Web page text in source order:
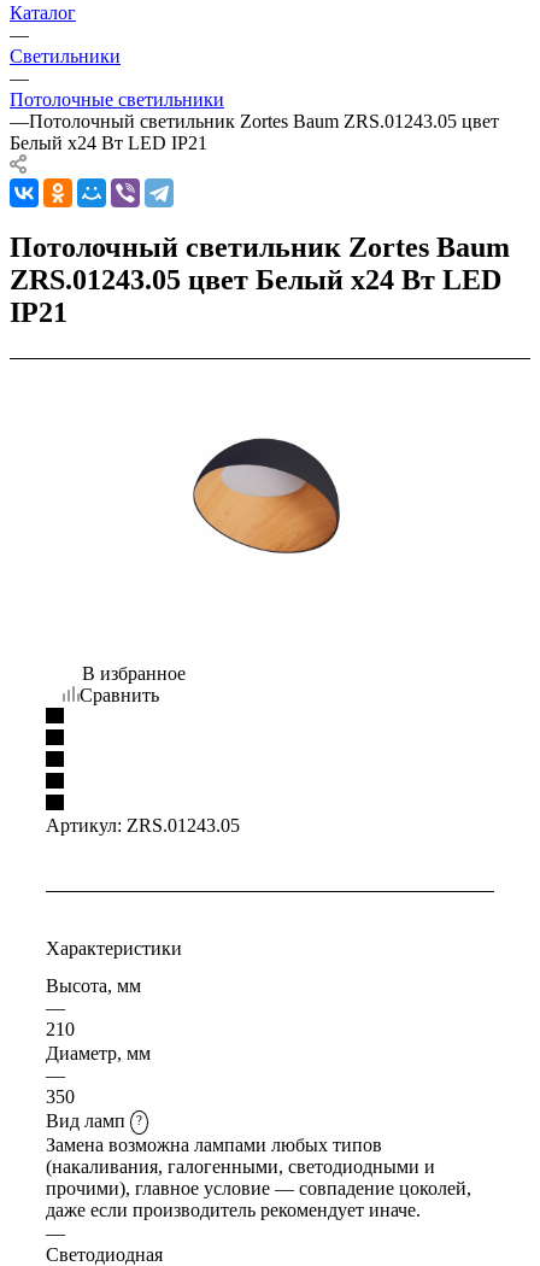
Каталог
—
Светильники
—
Потолочные светильники
—Потолочный светильник Zortes Baum ZRS.01243.05 цвет
Белый х24 Вт LED IP21
Потолочный светильник Zortes Baum
ZRS.01243.05 цвет Белый х24 Вт LED
IP21
В избранное
Сравнить
Артикул: ZRS.01243.05
Характеристики
Высота, мм
—
210
Диаметр, мм
—
350
Вид ламп
?
Замена возможна лампами любых типов
(накаливания, галогенными, светодиодными и
прочими), главное условие — совпадение цоколей,
даже если производитель рекомендует иначе.
—
Светодиодная